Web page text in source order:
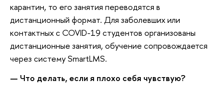
карантин, то его занятия переводятся в
дистанционный формат. Для заболевших или
контактных с COVID-19 студентов организованы
дистанционные занятия, обучение сопровождается
через систему SmartLMS.
— Что делать, если я плохо себя чувствую?